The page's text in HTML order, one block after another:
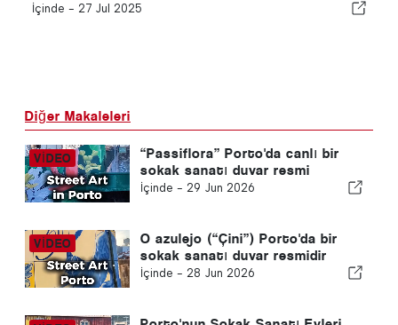
İçinde - 27 Jul 2025
Diğer Makaleleri
“Passiflora” Porto'da canlı bir
sokak sanatı duvar resmi
İçinde - 29 Jun 2026
O azulejo (“Çini”) Porto'da bir
sokak sanatı duvar resmidir
İçinde - 28 Jun 2026